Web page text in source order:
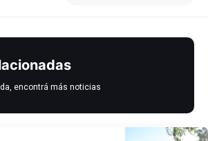
encontrá más noticias